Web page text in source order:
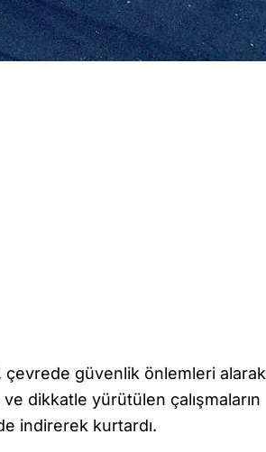
güvenlik önlemleri alarak
dikkatle yürütülen çalışmaların
indirerek kurtardı.